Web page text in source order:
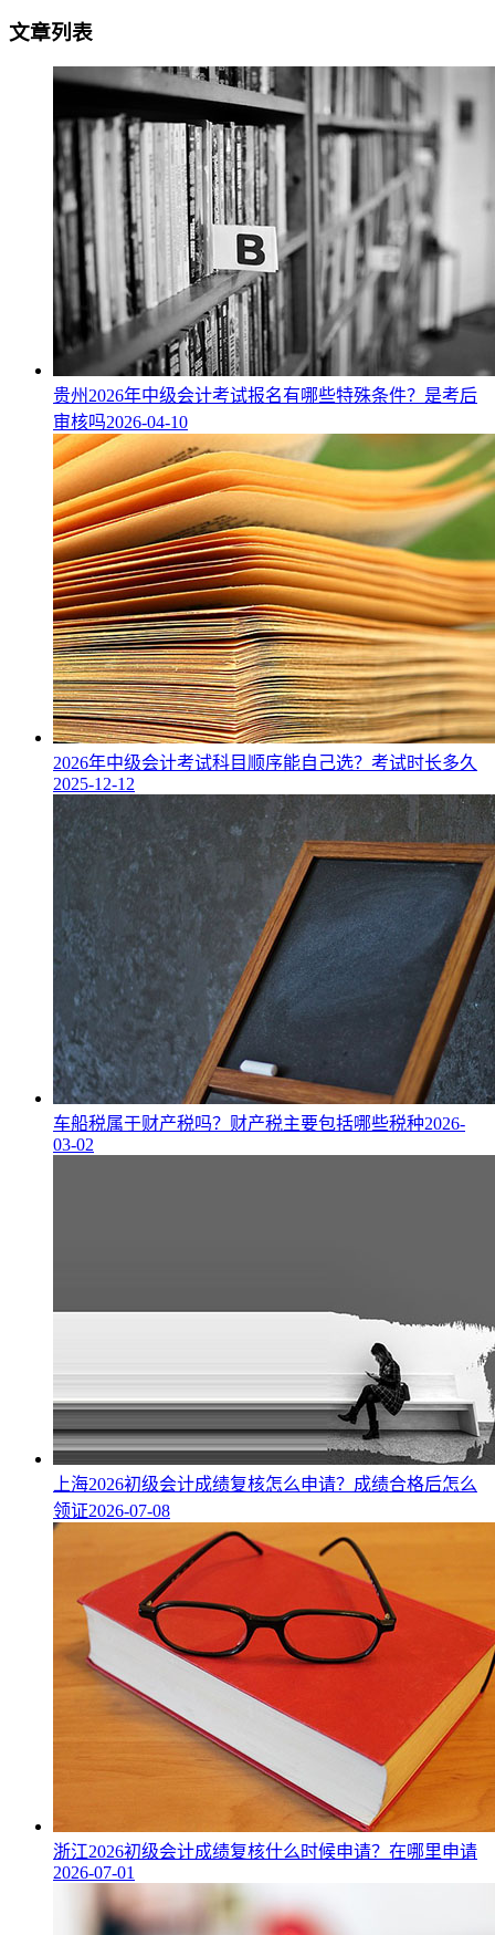
文章列表
贵州2026年中级会计考试报名有哪些特殊条件？是考后
审核吗2026-04-10
2026年中级会计考试科目顺序能自己选？考试时长多久
2025-12-12
车船税属于财产税吗？财产税主要包括哪些税种2026-
03-02
上海2026初级会计成绩复核怎么申请？成绩合格后怎么
领证2026-07-08
浙江2026初级会计成绩复核什么时候申请？在哪里申请
2026-07-01